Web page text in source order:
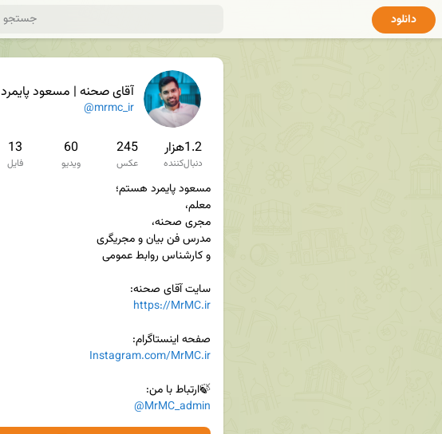
آقای صحنه | مسعود پایمرد
@mrmc_ir
1.2هزار
دنبال‌کننده
245
عکس
60
ویدیو
13
فایل
سایت آقای صحنه:
https://MrMC.ir
صفحه اینستاگرام:
Instagram.com/MrMC.ir
🍃ارتباط با من:
@MrMC_admin
دانلود